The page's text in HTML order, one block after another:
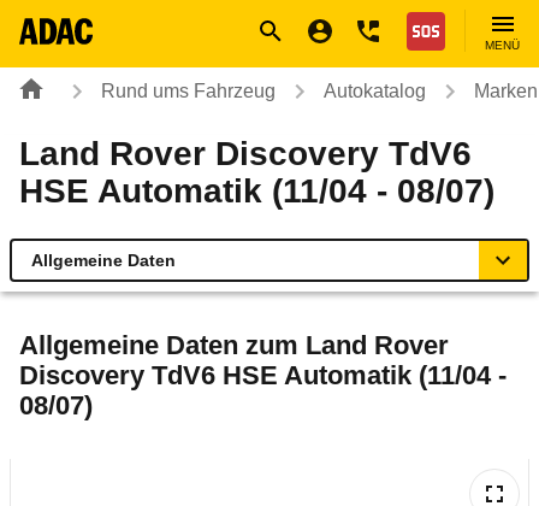
Nothilfe
MENÜ
Rund ums Fahrzeug Autokatalog
Land Rover Discovery TdV6
HSE Automatik (11/04 - 08/07)
Allgemeine Daten
Technische Daten
Allgemeine Daten zum Land Rover
Discovery TdV6 HSE Automatik (11/04 -
08/07)